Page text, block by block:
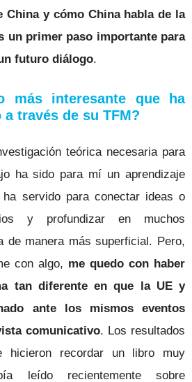
China y cómo China habla de la
un primer paso importante para
futuro diálogo.
más interesante que ha
través de su TFM?
teórica necesaria para
ha sido para mí un aprendizaje
servido para conectar ideas o
y profundizar en muchos
de manera más superficial. Pero,
con algo, me quedo con haber
tan diferente en que la UE y
ante los mismos eventos
comunicativo. Los resultados
hicieron recordar un libro muy
leído recientemente sobre